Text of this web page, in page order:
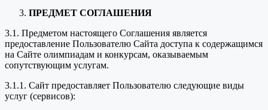
ПРЕДМЕТ СОГЛАШЕНИЯ
3.1. Предметом настоящего Соглашения является
предоставление Пользователю Сайта доступа к содержащимся
на Сайте олимпиадам и конкурсам, оказываемым
сопутствующим услугам.
3.1.1. Сайт предоставляет Пользователю следующие виды
услуг (сервисов):